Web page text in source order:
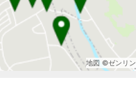
地図 ©ゼンリン